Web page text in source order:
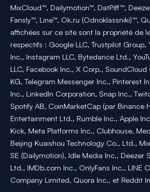
MixCloud™, Dailymotion™, DatPiff™,
Fansly™, Line™, Ok.ru (Odnoklassniki)™,
affichées sur ce site sont la propriété de
respectifs : Google LLC, Trustpilot Group,
Inc., Instagram LLC, Bytedance Ltd.,
LLC, Facebook Inc., X Corp.,
KG, Telegram Messenger Inc., Pinterest
Inc., LinkedIn Corporation, Snap Inc.,
Spotify AB, CoinMarketCap (par Binance
Entertainment Ltd., Rumble Inc., Apple
Kick, Meta Platforms Inc., Clubhouse,
Beijing Kuaishou Technology Co., Ltd.,
SE (Dailymotion), Idle Media Inc., Deezer
Ltd., IMDb.com Inc., OnlyFans Inc., LINE
Company Limited, Quora Inc., et Reddit